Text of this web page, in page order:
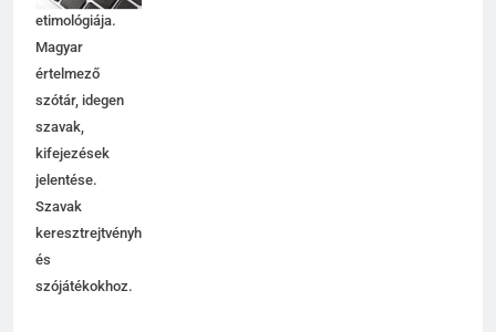
etimológiája.
Magyar
értelmező
szótár, idegen
szavak,
kifejezések
jelentése.
Szavak
keresztrejtvényhez
és
szójátékokhoz.